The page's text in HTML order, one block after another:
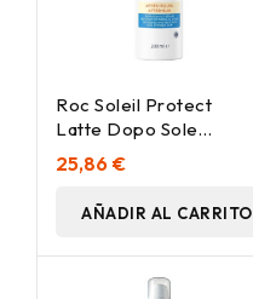
Roc Soleil Protect
Latte Dopo Sole
Rinfrescante
Rigenerante 200Ml
25,86 €
AÑADIR AL CARRITO